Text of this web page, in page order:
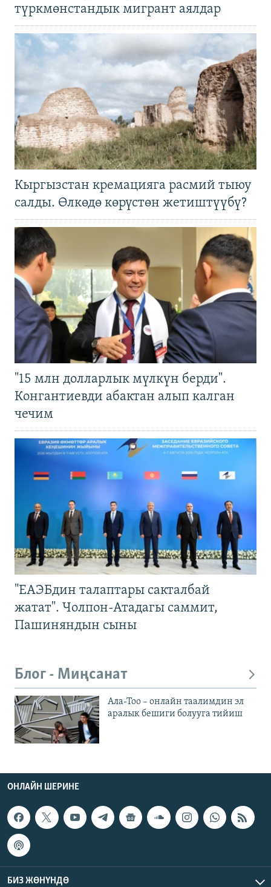
түркмөнстандык мигрант аялдар
Кыргызстан кремацияга расмий тыюу
салды. Өлкөдө көрүстөн жетиштүүбү?
"15 млн долларлык мүлкүн берди".
Конгантиевди абактан алып калган
чечим
"ЕАЭБдин талаптары сакталбай
жатат". Чолпон-Атадагы саммит,
Пашиняндын сыны
Блог - Миңсанат
Ала-Тоо – онлайн таалимдин эл
аралык бешиги болууга тийиш
ОНЛАЙН ШЕРИНЕ
БИЗ ЖӨНҮНДӨ